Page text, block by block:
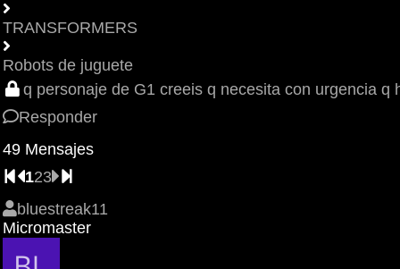
TRANSFORMERS
Robots de juguete
q personaje de G1 creeis q necesita con urgencia
Responder
49 Mensajes
123
bluestreak11
Micromaster